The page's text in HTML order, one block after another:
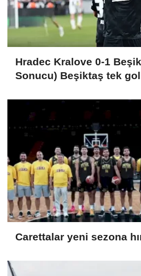
Hradec Kralove 0-1
Sonucu) Beşiktaş tek
Carettalar yeni sezona